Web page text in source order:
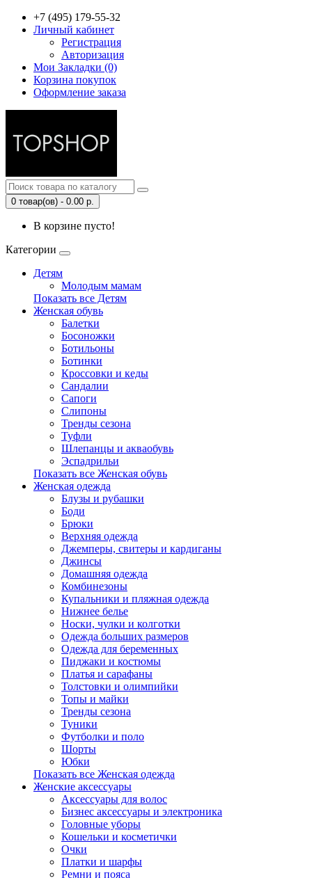
+7 (495) 179-55-32
Личный кабинет
Регистрация
Авторизация
Мои Закладки (0)
Корзина покупок
Оформление заказа
0 товар(ов) - 0.00 р.
В корзине пусто!
Категории
Детям
Молодым мамам
Показать все Детям
Женская обувь
Балетки
Босоножки
Ботильоны
Ботинки
Кроссовки и кеды
Сандалии
Сапоги
Слипоны
Тренды сезона
Туфли
Шлепанцы и акваобувь
Эспадрильи
Показать все Женская обувь
Женская одежда
Блузы и рубашки
Боди
Брюки
Верхняя одежда
Джемперы, свитеры и кардиганы
Джинсы
Домашняя одежда
Комбинезоны
Купальники и пляжная одежда
Нижнее белье
Носки, чулки и колготки
Одежда больших размеров
Одежда для беременных
Пиджаки и костюмы
Платья и сарафаны
Толстовки и олимпийки
Топы и майки
Тренды сезона
Туники
Футболки и поло
Шорты
Юбки
Показать все Женская одежда
Женские аксессуары
Аксессуары для волос
Бизнес аксессуары и электроника
Головные уборы
Кошельки и косметички
Очки
Платки и шарфы
Ремни и пояса